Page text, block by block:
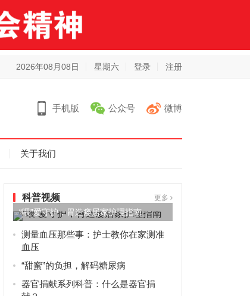
2026年08月08日 星期六 登录 注册
手机版 公众号 微博
关于我们
科普视频 更多
“喂”爱守护，胃造瘘居家护理指南
测量血压那些事：护士教你在家测准
血压
“甜蜜”的负担，解码糖尿病
器官捐献系列科普：什么是器官捐